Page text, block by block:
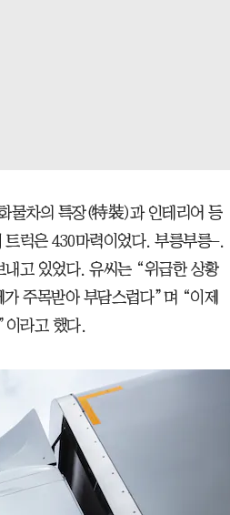
물차의 특장(特裝)과 인테리어 등
럭은 430마력이었다. 부릉부릉–.
고 있었다. 유씨는 “위급한 상황
주목받아 부담스럽다”며 “이제
이라고 했다.